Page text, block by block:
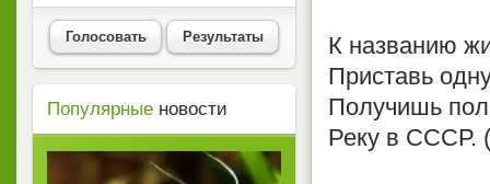
К названию
Приставь
Получишь
Реку в СССР.
Голосовать Результаты
Популярные новости